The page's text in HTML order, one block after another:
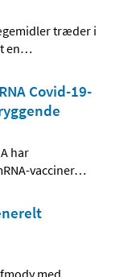
træder i
en…
Covid-19-
har
vacciner…